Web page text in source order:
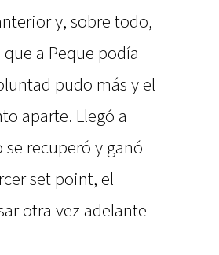
y, sobre todo,
a Peque podía
pudo más y el
aparte. Llegó a
recuperó y ganó
set point, el
otra vez adelante